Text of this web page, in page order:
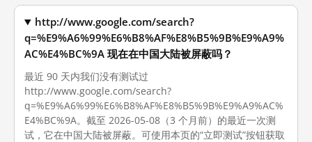
http://www.google.com/search?
q=%E9%A6%99%E6%B8%AF%E8%B5%9B%E9%A9%
AC%E4%BC%9A 现在在中国大陆被屏蔽吗？
最近 90 天内我们没有测试过
http://www.google.com/search?
q=%E9%A6%99%E6%B8%AF%E8%B5%9B%E9%A9%AC%
E4%BC%9A。截至 2026-05-08（3 个月前）的最近一次测
试，它在中国大陆被屏蔽。可使用本页的“立即测试”按钮获取